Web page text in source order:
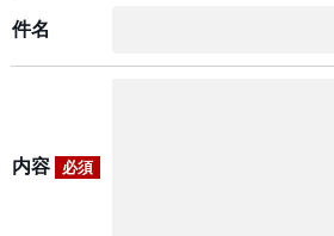
件名
内容 必須